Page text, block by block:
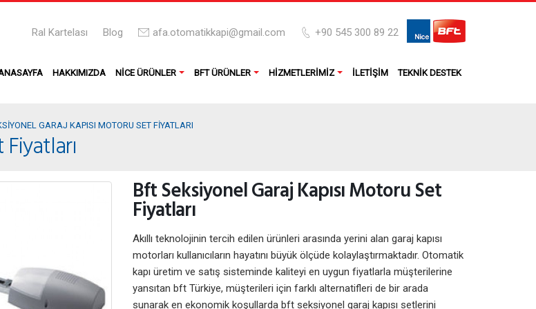
Ral Kartelası Blog afa.otomatikkapi@gmail.com +90 545 300 89 22
HAKKIMIZDA NICE ÜRÜNLER BFT ÜRÜNLER HIZMETLERIMIZ İLETIŞIM TEKNIK DESTEK
GARAJ KAPISI MOTORU SET FIYATLARI
Bft Seksiyonel Garaj Kapısı Motoru Set
Fiyatları
Akıllı teknolojinin tercih edilen ürünleri arasında yerini alan garaj kapısı
motorları kullanıcıların hayatını büyük ölçüde kolaylaştırmaktadır. Otomatik
kapı üretim ve satış sisteminde kaliteyi en uygun fiyatlarla müşterilerine
yansıtan bft Türkiye, müşterileri için farklı alternatifleri de bir arada
sunarak en ekonomik koşullarda bft seksiyonel garaj kapısı setlerini